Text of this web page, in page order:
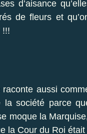
d’aisance
de fleurs et
!!!
raconte aussi
la société parce
moque la
la Cour du Roi